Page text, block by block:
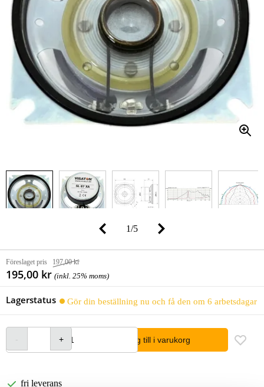
1/5
Föreslaget pris 197,00 kr
195,00 kr (inkl. 25% moms)
Lagerstatus Gör din beställning nu och få den om 6 arbetsdagar
lägg till i varukorg
fri leverans